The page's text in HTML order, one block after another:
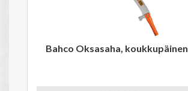
Bahco Oksasaha, koukkupäinen